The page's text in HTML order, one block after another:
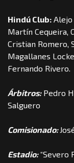
Hindú Club: Alejo
Martín Cequeira,
Cristian Romero,
Magallanes
Fernando Rivero.
Árbitros: Pedro
Salguero
Comisionado:
Estadio:“Severo